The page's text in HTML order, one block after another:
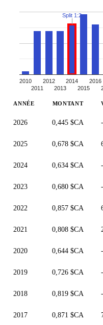
2010
2011
2012
2013
2014
2015
2016
Split 1:2
ANNÉE MONTANT
2026 0,445 $CA
2025 0,678 $CA
2024 0,634 $CA
2023 0,680 $CA
2022 0,857 $CA
2021 0,808 $CA
2020 0,644 $CA
2019 0,726 $CA
2018 0,819 $CA
2017 0,871 $CA